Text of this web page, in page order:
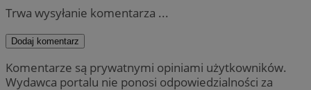
Trwa wysyłanie komentarza ...
Dodaj komentarz
Komentarze są prywatnymi opiniami użytkowników.
Wydawca portalu nie ponosi odpowiedzialności za